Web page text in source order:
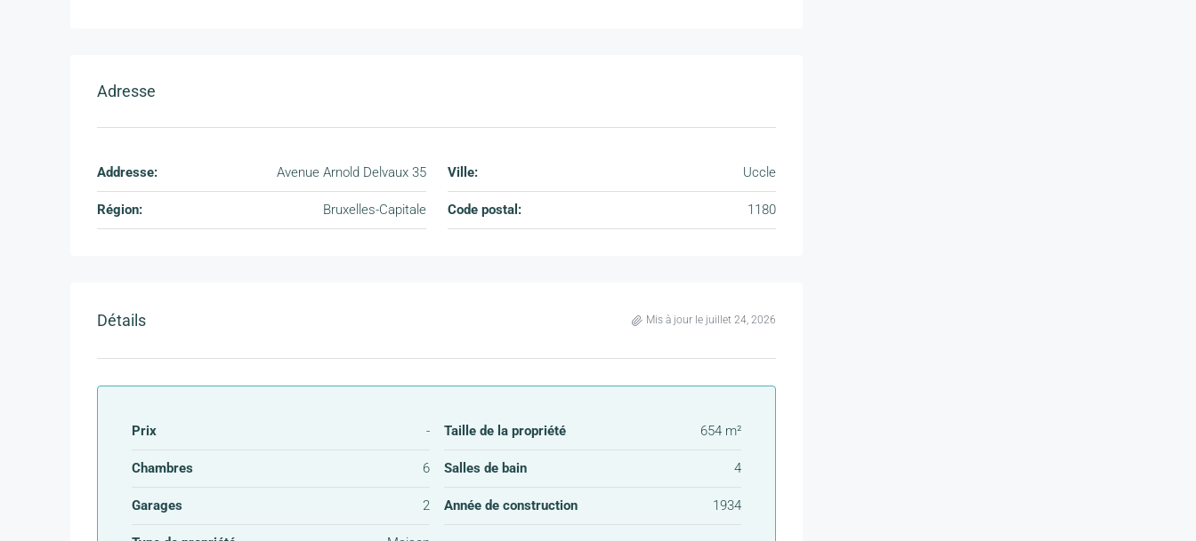
Adresse
Addresse: Avenue Arnold Delvaux 35 Ville: Uccle
Région: Bruxelles-Capitale Code postal: 1180
Détails Mis à jour le juillet 24, 2026
Prix - Taille de la propriété 654 m²
Chambres 6 Salles de bain 4
Garages 2 Année de construction 1934